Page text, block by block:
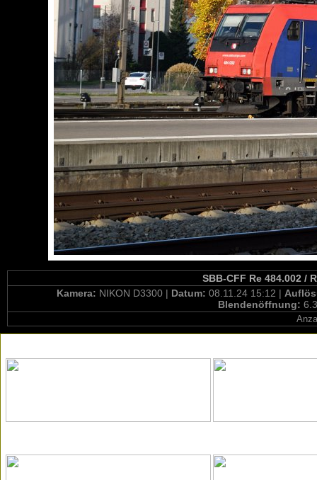
SBB-CFF Re 484.002 /
Kamera: NIKON D3300 | Datum: 08.11.24 15:12 |
Blendenöffnung: